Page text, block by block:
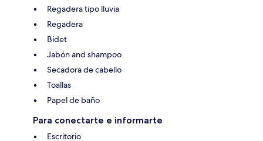
Regadera tipo lluvia
Regadera
Bidet
Jabón and shampoo
Secadora de cabello
Toallas
Papel de baño
Para conectarte e informarte
Escritorio